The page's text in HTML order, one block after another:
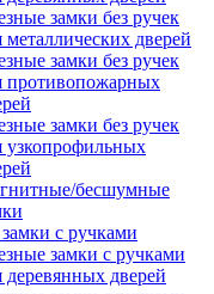
замки без ручек
металлических дверей
замки без ручек
противопожарных
замки без ручек
узкопрофильных
бесшумные
с ручками
замки с ручками
деревянных дверей